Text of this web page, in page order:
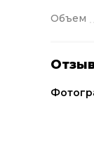
Объем